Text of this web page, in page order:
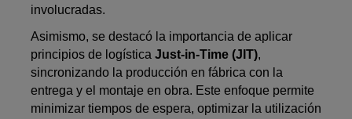
involucradas.
Asimismo, se destacó la importancia de aplicar
principios de logísticaJust-in-Time (JIT),
sincronizando la producción en fábrica con la
entrega y el montaje en obra. Este enfoque permite
minimizar tiempos de espera, optimizar la utilización